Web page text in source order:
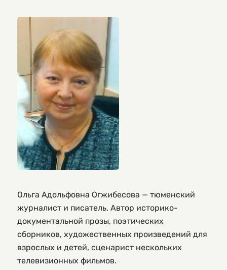
Ольга Адольфовна Огжибесова — тюменский
журналист и писатель. Автор историко-
документальной прозы, поэтических
сборников, художественных произведений для
взрослых и детей, сценарист нескольких
телевизионных фильмов.